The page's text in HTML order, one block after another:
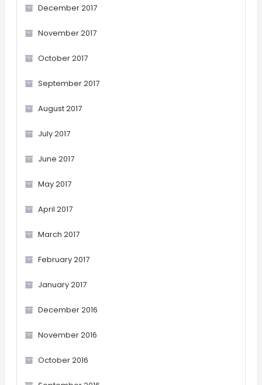
December 2017
November 2017
October 2017
September 2017
August 2017
July 2017
June 2017
May 2017
April 2017
March 2017
February 2017
January 2017
December 2016
November 2016
October 2016